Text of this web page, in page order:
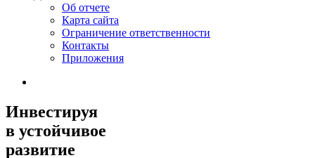
Об отчете
Карта сайта
Ограничение ответственности
Контакты
Приложения
Инвестируя
в устойчивое
развитие